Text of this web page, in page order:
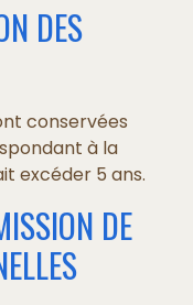
DES
conservées
à la
excéder 5 ans.
DE